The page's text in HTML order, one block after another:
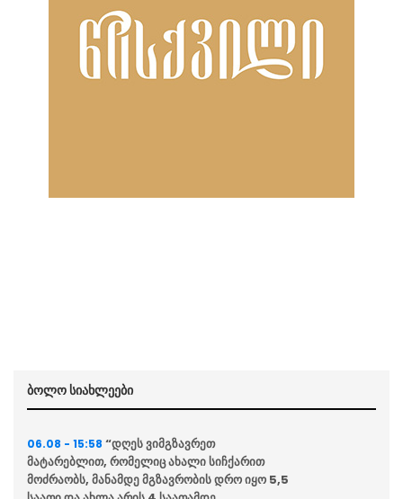
ბოლო სიახლეები
06.08 - 15:58 “დღეს ვიმგზავრეთ
მატარებლით, რომელიც ახალი სიჩქარით
მოძრაობს, მანამდე მგზავრობის დრო იყო 5,5